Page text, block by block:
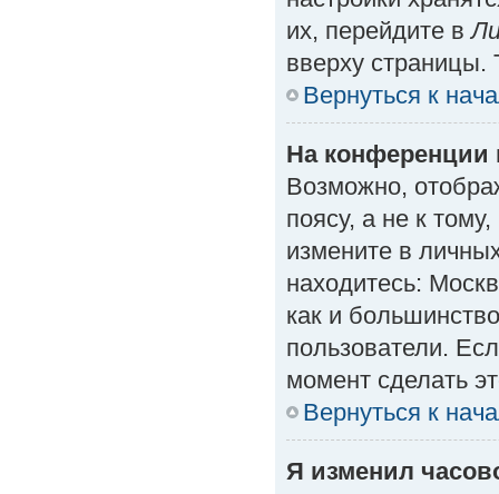
их, перейдите в
вверху страницы.
Вернуться к
На конференции
Возможно,
поясу, а не к
измените в
находитесь:
как и
пользователи.
момент сделать
Вернуться к
Я изменил